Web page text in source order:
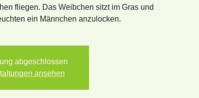
fliegen. Das Weibchen sitzt im Gras und
ein Männchen anzulocken.
abgeschlossen
ansehen